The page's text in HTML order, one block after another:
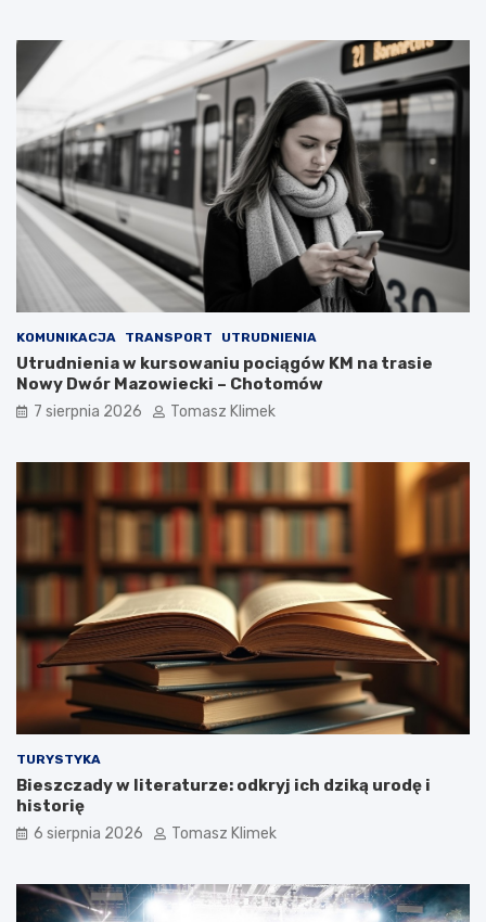
KOMUNIKACJA TRANSPORT UTRUDNIENIA
Utrudnienia w kursowaniu pociągów KM na trasie
Nowy Dwór Mazowiecki – Chotomów
7 sierpnia 2026 Tomasz Klimek
TURYSTYKA
Bieszczady w literaturze: odkryj ich dziką urodę i
historię
6 sierpnia 2026 Tomasz Klimek